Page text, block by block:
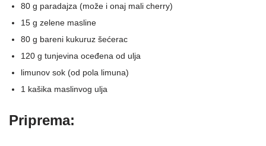
80 g paradajza (može i onaj mali cherry)
15 g zelene masline
80 g bareni kukuruz šećerac
120 g tunjevina oceđena od ulja
limunov sok (od pola limuna)
1 kašika maslinvog ulja
Priprema: